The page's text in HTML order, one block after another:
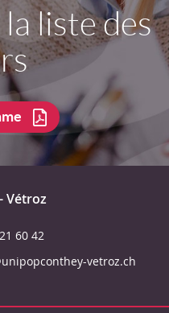
la liste des
Vétroz
60 42
vetroz.ch